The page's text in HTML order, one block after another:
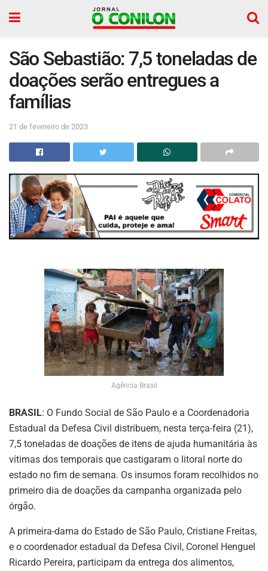
São Sebastião: 7,5 toneladas de
doações serão entregues a
famílias
21 de fevereiro de 2023
Agência Brasil
BRASIL: O Fundo Social de São Paulo e a Coordenadoria
Estadual da Defesa Civil distribuem, nesta terça-feira (21),
7,5 toneladas de doações de itens de ajuda humanitária às
vítimas dos temporais que castigaram o litoral norte do
estado no fim de semana. Os insumos foram recolhidos no
primeiro dia de doações da campanha organizada pelo
órgão.
A primeira-dama do Estado de São Paulo, Cristiane Freitas,
e o coordenador estadual da Defesa Civil, Coronel Henguel
Ricardo Pereira, participam da entrega dos alimentos,